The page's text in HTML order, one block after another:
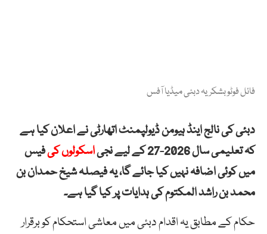
فائل فوٹو بشکریہ دبئی میڈیا آفس
دبئی کی نالج اینڈ ہیومن ڈیولپمنٹ اتھارٹی نے اعلان کیا ہے
کہ تعلیمی سال 2026-27 کے لیے نجی
اسکولوں کیفیس
میں کوئی اضافہ نہیں کیا جائے گا، یہ فیصلہ شیخ حمدان بن
محمد بن راشد المکتوم کی ہدایات پر کیا گیا ہے۔
حکام کے مطابق یہ اقدام دبئی میں معاشی استحکام کو برقرار